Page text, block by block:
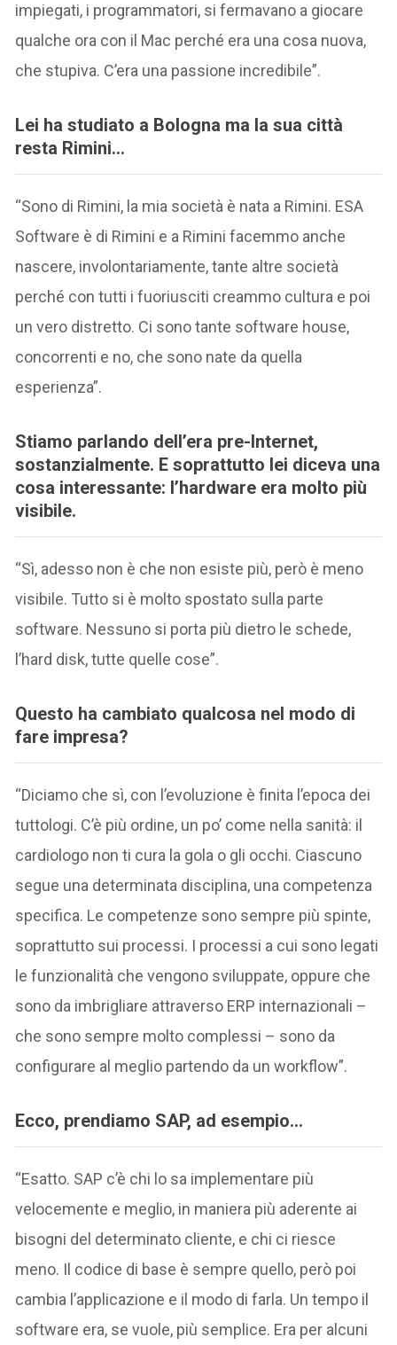
impiegati, i programmatori, si fermavano a giocare
qualche ora con il Mac perché era una cosa nuova,
che stupiva. C’era una passione incredibile”.
Lei ha studiato a Bologna ma la sua città
resta Rimini…
“Sono di Rimini, la mia società è nata a Rimini. ESA
Software è di Rimini e a Rimini facemmo anche
nascere, involontariamente, tante altre società
perché con tutti i fuoriusciti creammo cultura e poi
un vero distretto. Ci sono tante software house,
concorrenti e no, che sono nate da quella
esperienza”.
Stiamo parlando dell’era pre-Internet,
sostanzialmente. E soprattutto lei diceva una
cosa interessante: l’hardware era molto più
visibile.
“Sì, adesso non è che non esiste più, però è meno
visibile. Tutto si è molto spostato sulla parte
software. Nessuno si porta più dietro le schede,
l’hard disk, tutte quelle cose”.
Questo ha cambiato qualcosa nel modo di
fare impresa?
“Diciamo che sì, con l’evoluzione è finita l’epoca dei
tuttologi. C’è più ordine, un po’ come nella sanità: il
cardiologo non ti cura la gola o gli occhi. Ciascuno
segue una determinata disciplina, una competenza
specifica. Le competenze sono sempre più spinte,
soprattutto sui processi. I processi a cui sono legati
le funzionalità che vengono sviluppate, oppure che
sono da imbrigliare attraverso ERP internazionali –
che sono sempre molto complessi – sono da
configurare al meglio partendo da un workflow”.
Ecco, prendiamo SAP, ad esempio…
“Esatto. SAP c’è chi lo sa implementare più
velocemente e meglio, in maniera più aderente ai
bisogni del determinato cliente, e chi ci riesce
meno. Il codice di base è sempre quello, però poi
cambia l’applicazione e il modo di farla. Un tempo il
software era, se vuole, più semplice. Era per alcuni